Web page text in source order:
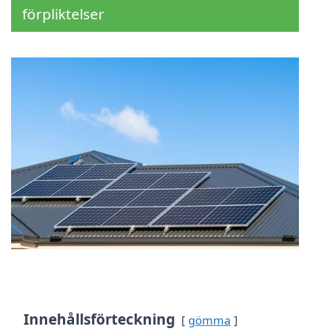
förpliktelser
Innehållsförteckning gömma